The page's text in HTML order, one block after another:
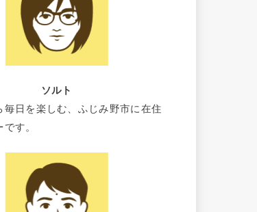
ソルト
毎日を楽しむ、ふじみ野市に在住
す。